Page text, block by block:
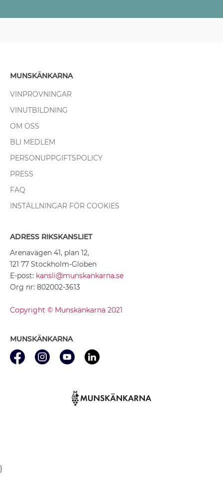
MUNSKÄNKARNA
VINPROVNINGAR
VINUTBILDNING
OM OSS
BLI MEDLEM
PERSONUPPGIFTSPOLICY
PRESS
FAQ
INSTÄLLNINGAR FÖR COOKIES
ADRESS RIKSKANSLIET
Arenavägen 41, plan 12,
121 77 Stockholm-Globen
E-post: kansli@munskankarna.se
Org nr: 802002-3613
Copyright © Munskänkarna 2021
MUNSKÄNKARNA
}